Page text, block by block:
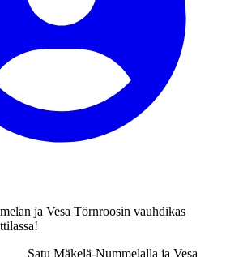
ja Vesa Törnroosin vauhdikas
Satu Mäkelä-Nummelalla ja Vesa